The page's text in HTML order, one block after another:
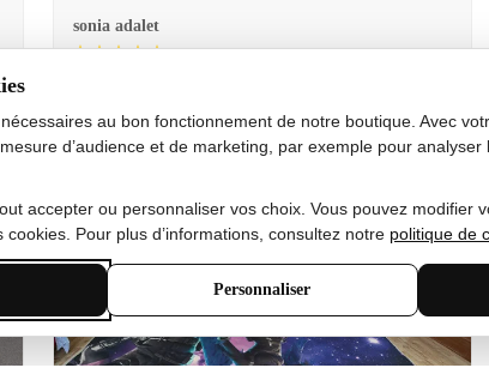
sonia adalet
bon état doux
au bon fonctionnement de notre boutique. Avec
d’audience et de marketing, par exemple pour
accepter ou personnaliser vos choix. Vous pouvez modifier
Pour plus d’informations, consultez notre politique de
Personnaliser